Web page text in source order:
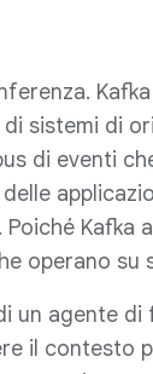
sistemi di
di eventi
Kafka
operano su
un agente di
il contesto